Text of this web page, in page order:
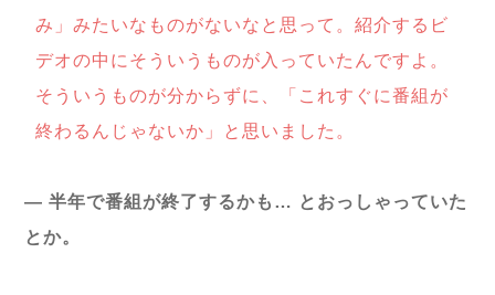
み」みたいなものがないなと思って。紹介するビ
デオの中にそういうものが入っていたんですよ。
そういうものが分からずに、「これすぐに番組が
終わるんじゃないか」と思いました。
― 半年で番組が終了するかも… とおっしゃっていた
とか。